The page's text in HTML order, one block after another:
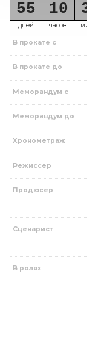
55
дней
10
часов
В прокате с
В прокате до
Меморандум с
Меморандум до
Хронометраж
Режиссер
Продюсер
Сценарист
В ролях